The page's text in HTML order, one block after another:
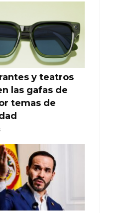
y teatros
las gafas de
temas de